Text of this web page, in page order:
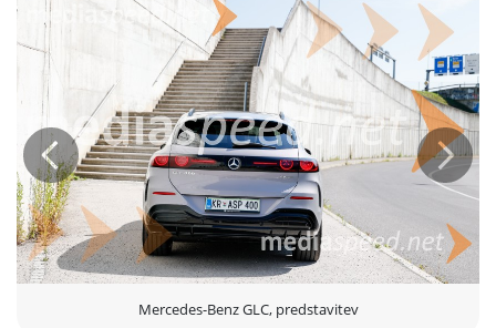
visoko raven udobja in prostornosti za vsakodnevne poti ali daljša
potovanja. Predstavitev je razkrila vozilo, ki združuje prestiž,
inovativnost in trajnostno prihodnost avtomobilske industrije.
Mercedes-Benz GLC, predstavitev
Prejšnja